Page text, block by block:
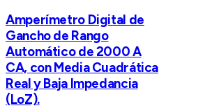
Amperímetro Digital de
Gancho de Rango
Automático de 2000 A
CA, con Media Cuadrática
Real y Baja Impedancia
(LoZ).